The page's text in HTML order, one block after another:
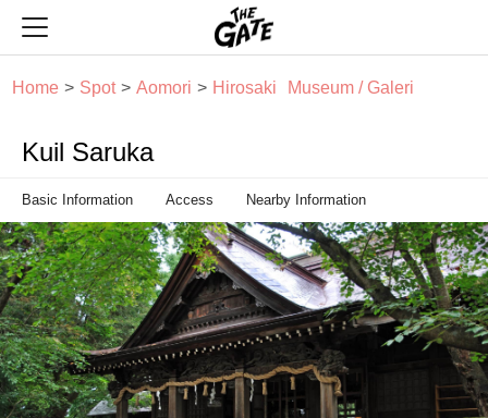
Home Spot Aomori Hirosaki Museum / Galeri
Kuil Saruka
Basic Information Access Nearby Information